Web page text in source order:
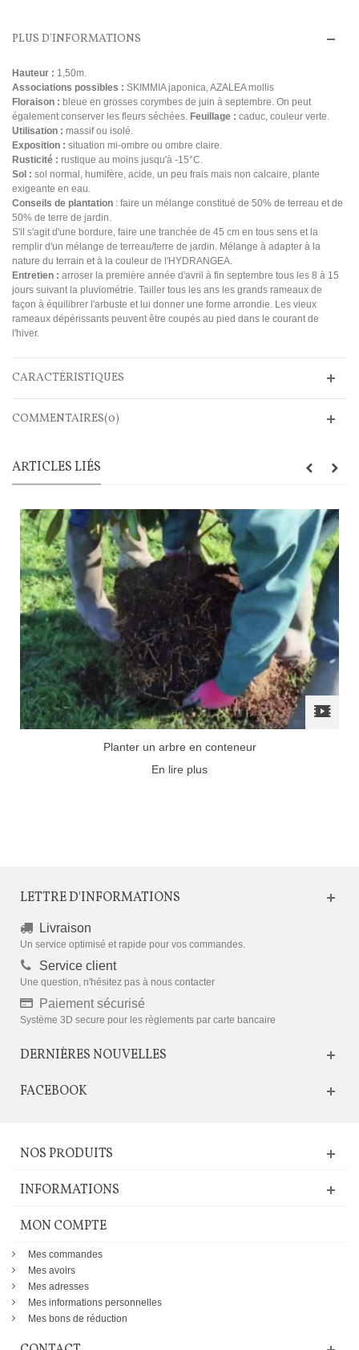
PLUS D'INFORMATIONS
Hauteur : 1,50m.
Associations possibles : SKIMMIA japonica, AZALEA mollis
Floraison : bleue en grosses corymbes de juin à septembre. On peut
également conserver les fleurs séchées. Feuillage : caduc, couleur verte.
Utilisation : massif ou isolé.
Exposition : situation mi-ombre ou ombre claire.
Rusticité : rustique au moins jusqu'à -15°C.
Sol : sol normal, humifère, acide, un peu frais mais non calcaire, plante
exigeante en eau.
Conseils de plantation : faire un mélange constitué de 50% de terreau et de
50% de terre de jardin.
S'il s'agit d'une bordure, faire une tranchée de 45 cm en tous sens et la
remplir d'un mélange de terreau/terre de jardin. Mélange à adapter à la
nature du terrain et à la couleur de l'HYDRANGEA.
Entretien : arroser la première année d'avril à fin septembre tous les 8 à 15
jours suivant la pluviométrie. Tailler tous les ans les grands rameaux de
façon à équilibrer l'arbuste et lui donner une forme arrondie. Les vieux
rameaux dépérissants peuvent être coupés au pied dans le courant de
l'hiver.
CARACTÉRISTIQUES
COMMENTAIRES(0)
ARTICLES LIÉS
Planter un arbre en conteneur
En lire plus
LETTRE D'INFORMATIONS
Livraison
Un service optimisé et rapide pour vos commandes.
Service client
Une question, n'hésitez pas à nous contacter
Paiement sécurisé
Système 3D secure pour les règlements par carte bancaire
DERNIÈRES NOUVELLES
FACEBOOK
NOS PRODUITS
INFORMATIONS
MON COMPTE
Mes commandes
Mes avoirs
Mes adresses
Mes informations personnelles
Mes bons de réduction